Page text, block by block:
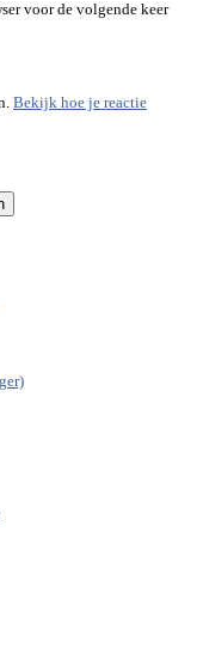
voor de volgende keer
Bekijk hoe je reactie